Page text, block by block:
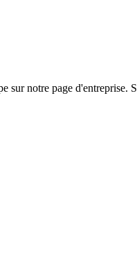
sur notre page d'entreprise.